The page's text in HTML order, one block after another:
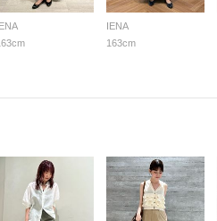
IENA
163cm